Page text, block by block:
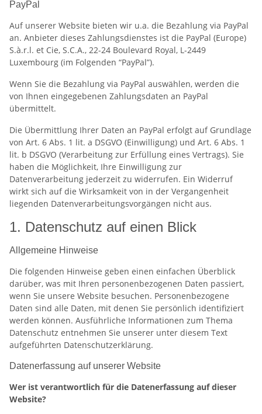
PayPal
Auf unserer Website bieten wir u.a. die Bezahlung via PayPal
an. Anbieter dieses Zahlungsdienstes ist die PayPal (Europe)
S.à.r.l. et Cie, S.C.A., 22-24 Boulevard Royal, L-2449
Luxembourg (im Folgenden “PayPal”).
Wenn Sie die Bezahlung via PayPal auswählen, werden die
von Ihnen eingegebenen Zahlungsdaten an PayPal
übermittelt.
Die Übermittlung Ihrer Daten an PayPal erfolgt auf Grundlage
von Art. 6 Abs. 1 lit. a DSGVO (Einwilligung) und Art. 6 Abs. 1
lit. b DSGVO (Verarbeitung zur Erfüllung eines Vertrags). Sie
haben die Möglichkeit, Ihre Einwilligung zur
Datenverarbeitung jederzeit zu widerrufen. Ein Widerruf
wirkt sich auf die Wirksamkeit von in der Vergangenheit
liegenden Datenverarbeitungsvorgängen nicht aus.
1. Datenschutz auf einen Blick
Allgemeine Hinweise
Die folgenden Hinweise geben einen einfachen Überblick
darüber, was mit Ihren personenbezogenen Daten passiert,
wenn Sie unsere Website besuchen. Personenbezogene
Daten sind alle Daten, mit denen Sie persönlich identifiziert
werden können. Ausführliche Informationen zum Thema
Datenschutz entnehmen Sie unserer unter diesem Text
aufgeführten Datenschutzerklärung.
Datenerfassung auf unserer Website
Wer ist verantwortlich für die Datenerfassung auf dieser
Website?